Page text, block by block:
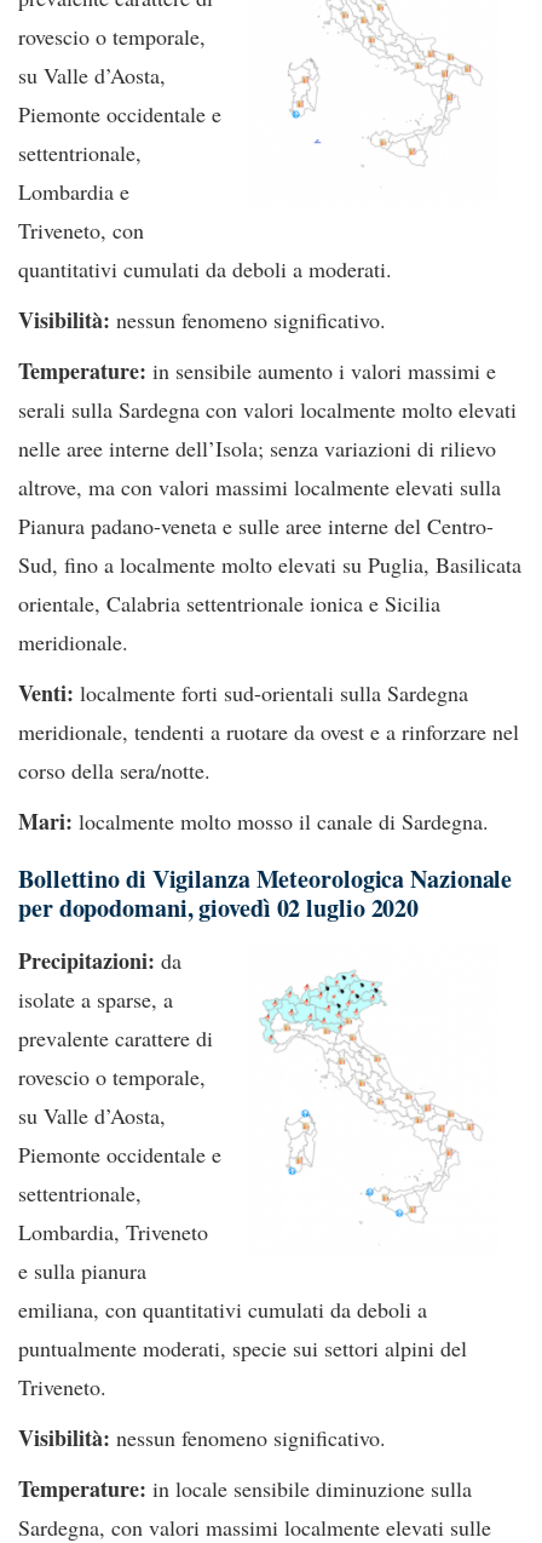
rovescio o temporale,
su Valle d’Aosta,
Piemonte occidentale e
settentrionale,
Lombardia e
Triveneto, con
quantitativi cumulati da deboli a moderati.
Visibilità: nessun fenomeno significativo.
Temperature: in sensibile aumento i valori massimi e
serali sulla Sardegna con valori localmente molto elevati
nelle aree interne dell’Isola; senza variazioni di rilievo
altrove, ma con valori massimi localmente elevati sulla
Pianura padano-veneta e sulle aree interne del Centro-
Sud, fino a localmente molto elevati su Puglia, Basilicata
orientale, Calabria settentrionale ionica e Sicilia
meridionale.
Venti: localmente forti sud-orientali sulla Sardegna
meridionale, tendenti a ruotare da ovest e a rinforzare nel
corso della sera/notte.
Mari: localmente molto mosso il canale di Sardegna.
Bollettino di Vigilanza Meteorologica Nazionale
per dopodomani, giovedì 02 luglio 2020
Precipitazioni: da
isolate a sparse, a
prevalente carattere di
rovescio o temporale,
su Valle d’Aosta,
Piemonte occidentale e
settentrionale,
Lombardia, Triveneto
e sulla pianura
emiliana, con quantitativi cumulati da deboli a
puntualmente moderati, specie sui settori alpini del
Triveneto.
Visibilità: nessun fenomeno significativo.
Temperature: in locale sensibile diminuzione sulla
Sardegna, con valori massimi localmente elevati sulle